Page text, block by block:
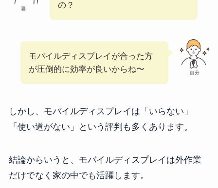
妻
の？
自分
モバイルディスプレイが合った方
が圧倒的に効率が良いからね〜
しかし、モバイルディスプレイは「いらない」
「使い道がない」という評判も多くあります。
結論からいうと、モバイルディスプレイは外作業
だけでなく家の中でも活躍します。